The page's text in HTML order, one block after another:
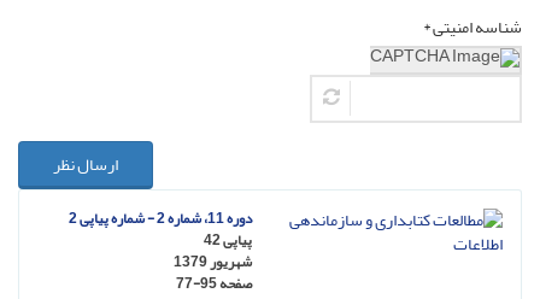
شناسه امنیتی *
ارسال نظر
دوره 11، شماره 2 - شماره پیاپی 2
پیاپی 42
شهریور 1379
صفحه77-95